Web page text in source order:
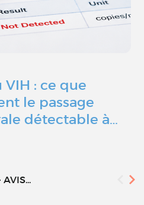
: ce que
le passage
détectable à…